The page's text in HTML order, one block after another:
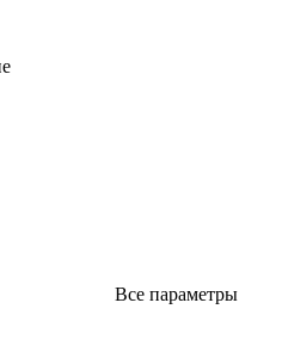
Все параметры